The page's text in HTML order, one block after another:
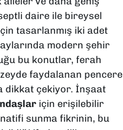
daire ile bireysel
tasarlanmış iki adet
modern şehir
bu konutlar, ferah
faydalanan pencere
dikkat çekiyor. İnşaat
için erişilebilir
sunma fikrinin, bu